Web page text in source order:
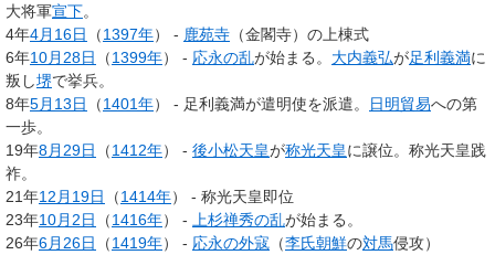
大将軍宣下。
4年4月16日 （1397年） - 鹿苑寺 （金閣寺）の上棟式
6年10月28日 （1399年） - 応永の乱が始まる。 大内義弘が足利義満に
叛し堺で挙兵。
8年5月13日 （1401年） - 足利義満が遣明使を派遣。 日明貿易への第
一歩。
19年8月29日 （1412年） - 後小松天皇が称光天皇に譲位。称光天皇践
祚。
21年12月19日 （1414年） - 称光天皇即位
23年10月2日 （1416年） - 上杉禅秀の乱が始まる。
26年6月26日 （1419年） - 応永の外寇 （李氏朝鮮の対馬侵攻）